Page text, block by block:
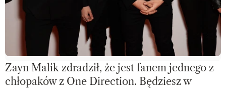
Zayn Malik zdradził, że jest fanem jednego z
chłopaków z One Direction. Będziesz w